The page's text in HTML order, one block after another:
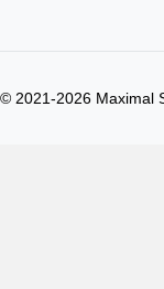
© 2021-2026 Maximal